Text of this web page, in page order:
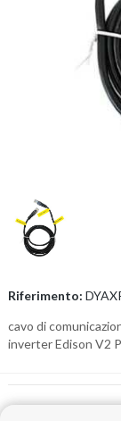
Riferimento:
cavo di
inverter Edison V2